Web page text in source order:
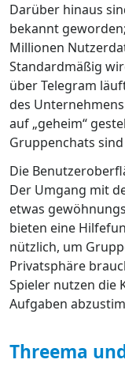
Darüber hinaus
bekannt
Millionen
Standardmäßig
über Telegram
des
auf „geheim“
Gruppenchats
Die
Der Umgang mit
etwas
bieten eine
nützlich, um
Privatsphäre
Spieler nutzen die
Aufgaben
Threema